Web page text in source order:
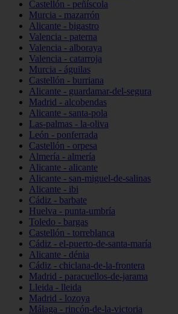
Castellón - peñíscola
Murcia - mazarrón
Alicante - bigastro
Valencia - paterna
Valencia - alboraya
Valencia - catarroja
Murcia - águilas
Castellón - burriana
Alicante - guardamar-del-segura
Madrid - alcobendas
Alicante - santa-pola
Las-palmas - la-oliva
León - ponferrada
Castellón - orpesa
Almería - almería
Alicante - alicante
Alicante - san-miguel-de-salinas
Alicante - ibi
Cádiz - barbate
Huelva - punta-umbría
Toledo - bargas
Castellón - torreblanca
Cádiz - el-puerto-de-santa-maría
Alicante - dénia
Cádiz - chiclana-de-la-frontera
Madrid - paracuellos-de-jarama
Lleida - lleida
Madrid - lozoya
Málaga - rincón-de-la-victoria